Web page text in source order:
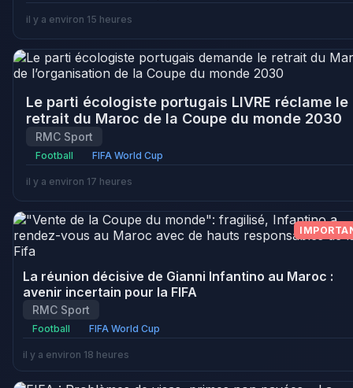
il y a environ 15 heures
Le parti écologiste portugais LIVRE réclame le
retrait du Maroc de la Coupe du monde 2030
RMC Sport
Football FIFA World Cup
il y a environ 17 heures
La réunion décisive de Gianni Infantino au Maroc :
avenir incertain pour la FIFA
RMC Sport
Football FIFA World Cup
il y a environ 18 heures